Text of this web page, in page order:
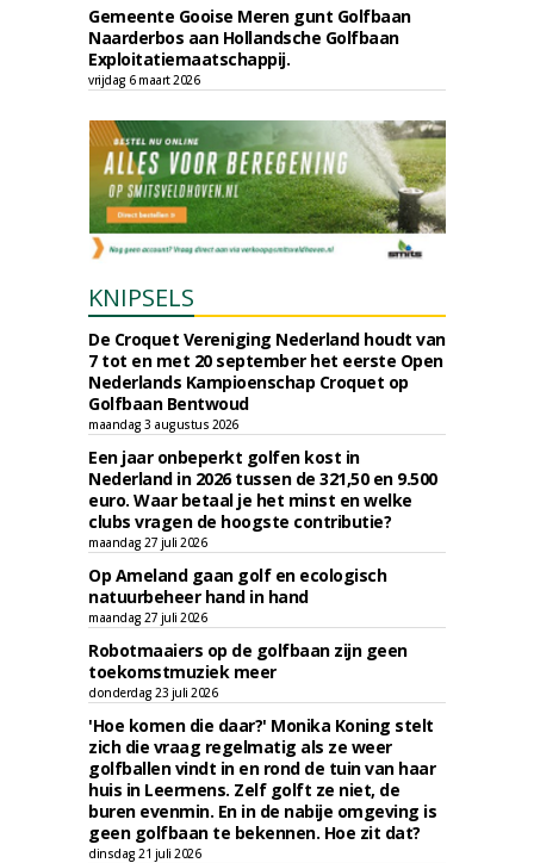
Gemeente Gooise Meren gunt Golfbaan
Naarderbos aan Hollandsche Golfbaan
Exploitatiemaatschappij.
vrijdag 6 maart 2026
KNIPSELS
De Croquet Vereniging Nederland houdt van
7 tot en met 20 september het eerste Open
Nederlands Kampioenschap Croquet op
Golfbaan Bentwoud
maandag 3 augustus 2026
Een jaar onbeperkt golfen kost in
Nederland in 2026 tussen de 321,50 en 9.500
euro. Waar betaal je het minst en welke
clubs vragen de hoogste contributie?
maandag 27 juli 2026
Op Ameland gaan golf en ecologisch
natuurbeheer hand in hand
maandag 27 juli 2026
Robotmaaiers op de golfbaan zijn geen
toekomstmuziek meer
donderdag 23 juli 2026
'Hoe komen die daar?' Monika Koning stelt
zich die vraag regelmatig als ze weer
golfballen vindt in en rond de tuin van haar
huis in Leermens. Zelf golft ze niet, de
buren evenmin. En in de nabije omgeving is
geen golfbaan te bekennen. Hoe zit dat?
dinsdag 21 juli 2026